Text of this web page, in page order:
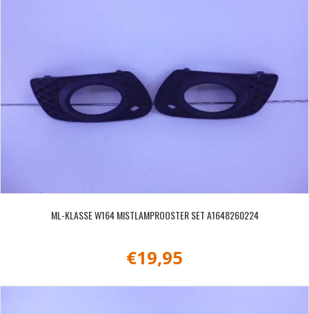
ML-KLASSE W164 MISTLAMPROOSTER SET A1648260224
€19,95